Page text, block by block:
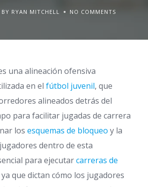
BY RYAN MITCHELL NO COMMENTS
una alineación ofensiva
en el fútbol juvenil, que
alineados detrás del
para facilitar jugadas de carrera
los esquemas de bloqueo y la
dentro de esta
para ejecutarcarreras de
que dictan cómo los jugadores